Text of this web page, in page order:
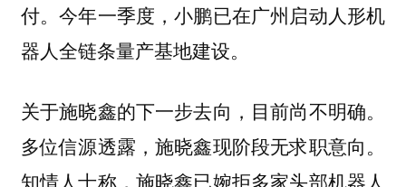
付。今年一季度，小鹏已在广州启动人形机
器人全链条量产基地建设。
关于施晓鑫的下一步去向，目前尚不明确。
多位信源透露，施晓鑫现阶段无求职意向。
知情人士称，施晓鑫已婉拒多家头部机器人